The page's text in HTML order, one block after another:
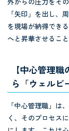
「矢印」を出し、
を現場が納得でき
へと昇華させるこ
【中心管理
ら「ウェルビ
「中心管理職」は
く、そのプロセス